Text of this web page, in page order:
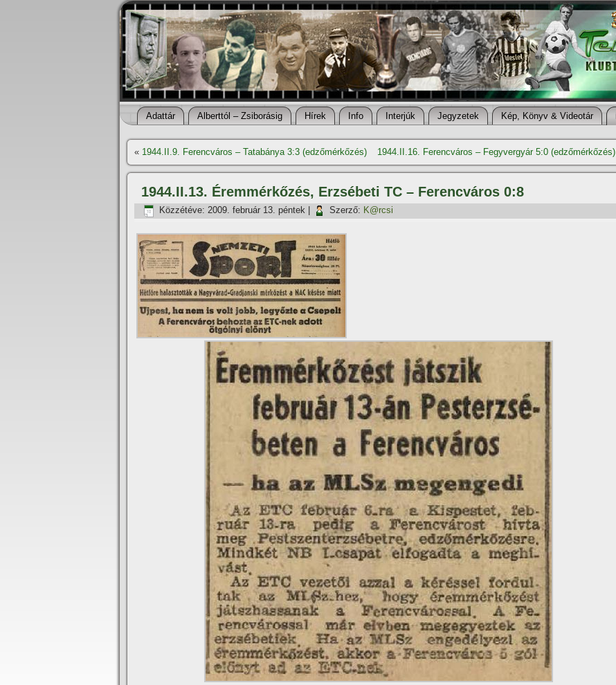
Adattár Alberttól – Zsiborásig Hí­rek Info Interjúk Jegyzetek Kép, Könyv & Videotár
« 1944.II.9. Ferencváros – Tatabánya 3:3 (edzőmérkőzés) 1944.II.16. Ferencváros – Fegyvergyár 5:0 (edzőmérkőzés)
1944.II.13. Éremmérkőzés, Erzsébeti TC – Ferencváros 0:8
Közzétéve: 2009. február 13. péntek Szerző: K@rcsi